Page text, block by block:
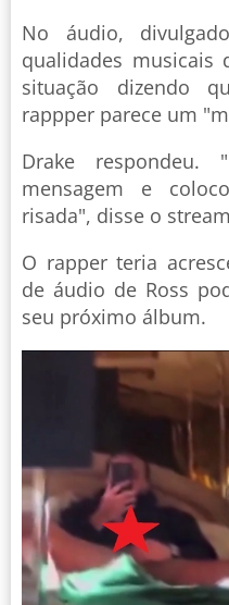
No áudio,
qualidades musicais
situação dizendo
rappper parece um
Drake respondeu.
mensagem e
risada", disse o
O rapper teria
de áudio de Ross
seu próximo álbum.